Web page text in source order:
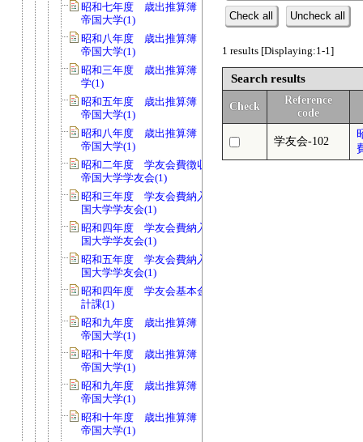
昭和七年度 歳出推算簿 会費 京都
帝国大学(1)
昭和八年度 歳出推算簿 会費 京都
帝国大学(1)
昭和三年度 歳出推算簿 京都帝国大
学(1)
昭和五年度 歳出推算簿 校費 京都
帝国大学(1)
昭和八年度 歳出推算簿 校費 京都
帝国大学(1)
昭和二年度 学友会費徴収台帳 京都
帝国大学学友会(1)
昭和三年度 学友会費納入簿 京都帝
国大学学友会(1)
昭和四年度 学友会費納入簿 京都帝
国大学学友会(1)
昭和五年度 学友会費納入簿 京都帝
国大学学友会(1)
昭和四年度 学友会基本金支出伺 会
計課(1)
昭和九年度 歳出推算簿 会費 京都
帝国大学(1)
昭和十年度 歳出推算簿 会費 京都
帝国大学(1)
昭和九年度 歳出推算簿 校費 京都
帝国大学(1)
昭和十年度 歳出推算簿 校費 京都
帝国大学(1)
Check all Uncheck all
1 results [Displaying:1-1]
Search results
Check
Reference
code
学友会-102